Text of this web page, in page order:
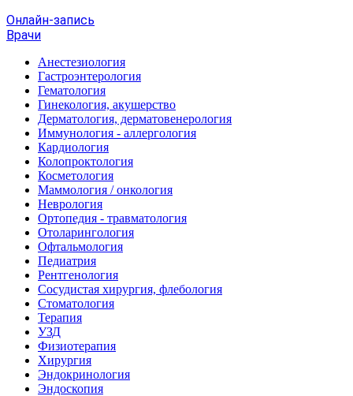
Онлайн-запись
Врачи
Анестезиология
Гастроэнтерология
Гематология
Гинекология, акушерство
Дерматология, дерматовенерология
Иммунология - аллергология
Кардиология
Колопроктология
Косметология
Маммология / онкология
Неврология
Ортопедия - травматология
Отоларингология
Офтальмология
Педиатрия
Рентгенология
Сосудистая хирургия, флебология
Стоматология
Терапия
УЗД
Физиотерапия
Хирургия
Эндокринология
Эндоскопия